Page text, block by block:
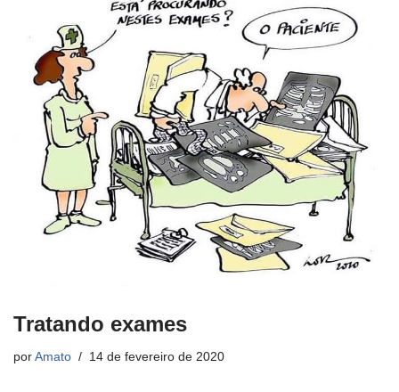
Tratando exames
por Amato 14 de fevereiro de 2020